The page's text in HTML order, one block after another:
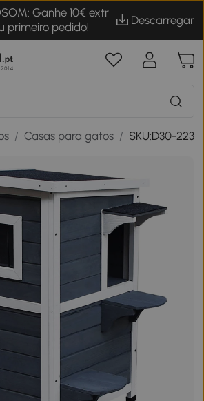
Ganhe 10€ extr
primeiro pedido!
Descarregar
/ Casas para gatos / SKU:D30-223